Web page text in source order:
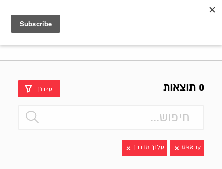
0 תוצאות סינון
קראפט סלון מודרן